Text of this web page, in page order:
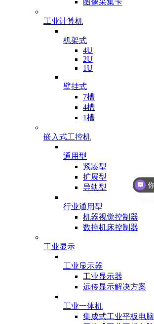
工业计算机
机架式
4U
2U
1U
壁挂式
7槽
4槽
1槽
嵌入式工控机
通用型
紧凑型
扩展型
导轨型
行业通用型
机器视觉控制器
数控机床控制器
工业显示
工业显示器
工业显示器
远传显示解决方案
工业一体机
集成式工业平板电脑